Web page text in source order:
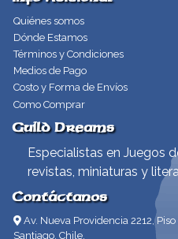
Quiénes somos
Dónde Estamos
Términos y Condiciones
Medios de Pago
Costo y Forma de Envíos
Como Comprar
Guild Dreams
Especialistas en Juegos
revistas, miniaturas y
Contáctanos
Av. Nueva Providencia 2212, Piso
Santiago, Chile.